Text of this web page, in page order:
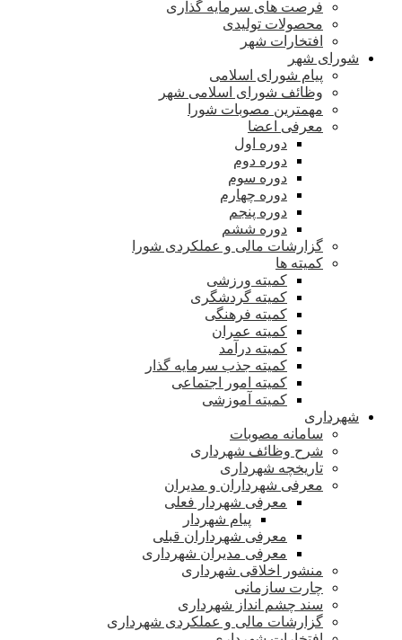
فرصت های سرمایه گذاری
محصولات تولیدی
افتخارات شهر
شورای شهر
پیام شورای اسلامی
وظائف شورای اسلامی شهر
مهمترین مصوبات شورا
معرفی اعضا
دوره اول
دوره دوم
دوره سوم
دوره چهارم
دوره پنجم
دوره ششم
گزارشات مالی و عملکردی شورا
کمیته ها
کمیته ورزشی
کمیته گردشگری
کمیته فرهنگی
کمیته عمران
کمیته درآمد
کمیته جذب سرمایه گذار
کمیته امور اجتماعی
کمیته آموزشی
شهرداری
سامانه مصوبات
شرح وظائف شهرداری
تاریخچه شهرداری
معرفی شهرداران و مدیران
معرفی شهردار فعلی
پیام شهردار
معرفی شهرداران قبلی
معرفی مدیران شهرداری
منشور اخلاقی شهرداری
چارت سازمانی
سند چشم انداز شهرداری
گزارشات مالی و عملکردی شهرداری